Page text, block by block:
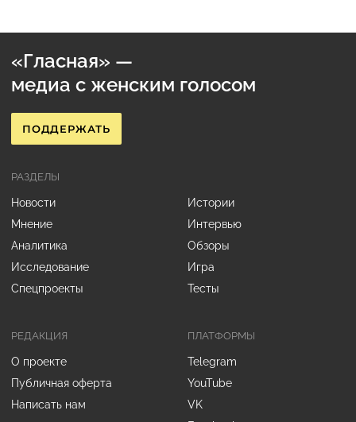
«Гласная» —
медиа с женским голосом
ПОДДЕРЖАТЬ
РЕДАКЦИЯ
О проекте
Публичная оферта
Написать нам
РАЗДЕЛЫ
Новости
Истории
Мнение
Интервью
Аналитика
Обзоры
Исследование
Игра
Спецпроекты
Тесты
ПЛАТФОРМЫ
Telegram
YouTube
VK